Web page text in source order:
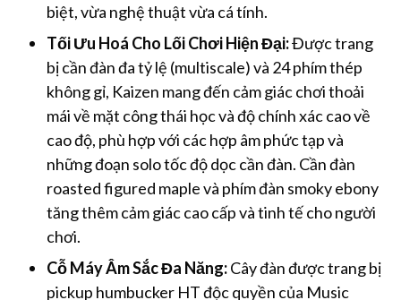
biệt, vừa nghệ thuật vừa cá tính.
Tối Ưu Hoá Cho Lối Chơi Hiện Đại:Được trang
bị cần đàn đa tỷ lệ (multiscale) và 24 phím thép
không gỉ, Kaizen mang đến cảm giác chơi thoải
mái về mặt công thái học và độ chính xác cao về
cao độ, phù hợp với các hợp âm phức tạp và
những đoạn solo tốc độ dọc cần đàn. Cần đàn
roasted figured maple và phím đàn smoky ebony
tăng thêm cảm giác cao cấp và tinh tế cho người
chơi.
Cỗ Máy Âm Sắc Đa Năng:Cây đàn được trang bị
pickup humbucker HT độc quyền của Music